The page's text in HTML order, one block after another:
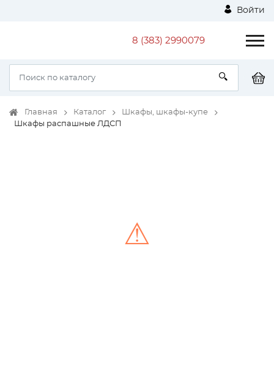
Войти
8 (383) 2990079
Главная Каталог
Шкафы, шкафы-купе
Шкафы распашные ЛДСП
⚠